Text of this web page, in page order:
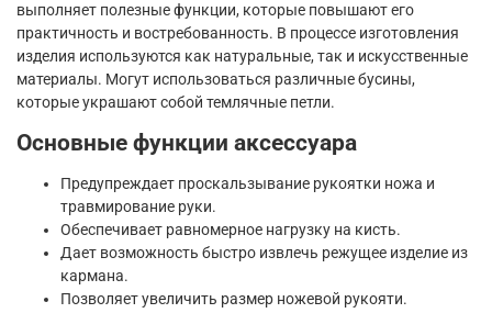
выполняет полезные функции, которые повышают его
практичность и востребованность. В процессе изготовления
изделия используются как натуральные, так и искусственные
материалы. Могут использоваться различные бусины,
которые украшают собой темлячные петли.
Основные функции аксессуара
Предупреждает проскальзывание рукоятки ножа и
травмирование руки.
Обеспечивает равномерное нагрузку на кисть.
Дает возможность быстро извлечь режущее изделие из
кармана.
Позволяет увеличить размер ножевой рукояти.